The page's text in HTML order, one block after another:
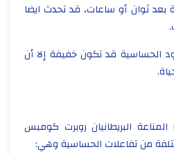
ثوان أو ساعات، قد تحدث ايضا
الحساسية قد تكون خفيفة إلا أن
عالما المناعة البريطانيان روبرت كومبس
من تفاعلات الحساسية وهي: